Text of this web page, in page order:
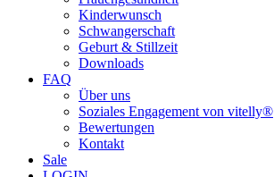
Kinderwunsch
Schwangerschaft
Geburt & Stillzeit
Downloads
FAQ
Über uns
Soziales Engagement von vitelly®
Bewertungen
Kontakt
Sale